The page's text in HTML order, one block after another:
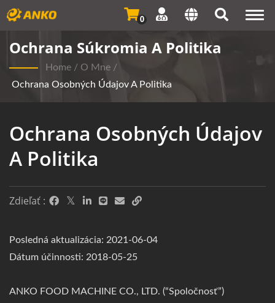
0
Ochrana Súkromia A Politika
Home / O Mne /
Ochrana Osobných Údajov A Politika
Ochrana Osobných Údajov
A Politika
Zdieľať :
Posledná aktualizácia: 2021-06-04
Dátum účinnosti: 2018-05-25
ANKO FOOD MACHINE CO., LTD. (“Spoločnosť”)